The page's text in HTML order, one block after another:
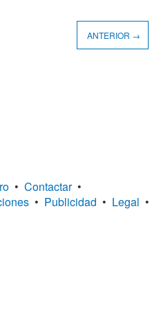
ANTERIOR →
• Contactar •
• Publicidad • Legal •